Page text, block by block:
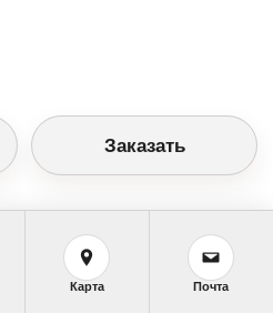
календарь
Заказать
Карта Почта